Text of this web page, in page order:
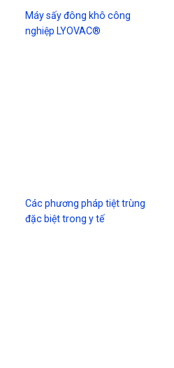
Máy sấy đông khô công
nghiệp LYOVAC®
Các phương pháp tiệt trùng
đặc biệt trong y tế